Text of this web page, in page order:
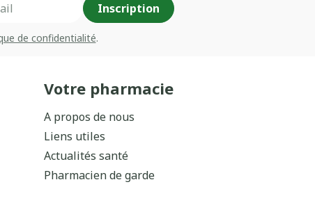
Inscription
de confidentialité.
Votre pharmacie
A propos de nous
Liens utiles
Actualités santé
Pharmacien de garde